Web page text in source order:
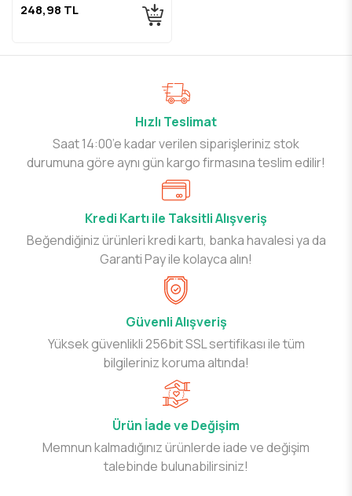
248,98 TL
Hızlı Teslimat
Saat 14:00’e kadar verilen siparişleriniz stok
durumuna göre aynı gün kargo firmasına teslim edilir!
Kredi Kartı ile Taksitli Alışveriş
Beğendiğiniz ürünleri kredi kartı, banka havalesi ya da
Garanti Pay ile kolayca alın!
Güvenli Alışveriş
Yüksek güvenlikli 256bit SSL sertifikası ile tüm
bilgileriniz koruma altında!
Ürün İade ve Değişim
Memnun kalmadığınız ürünlerde iade ve değişim
talebinde bulunabilirsiniz!